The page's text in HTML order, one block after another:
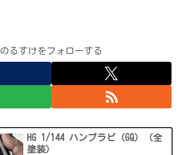
のるすけをフォローする
HG 1/144 ハンブラビ（GQ）（全
塗装）